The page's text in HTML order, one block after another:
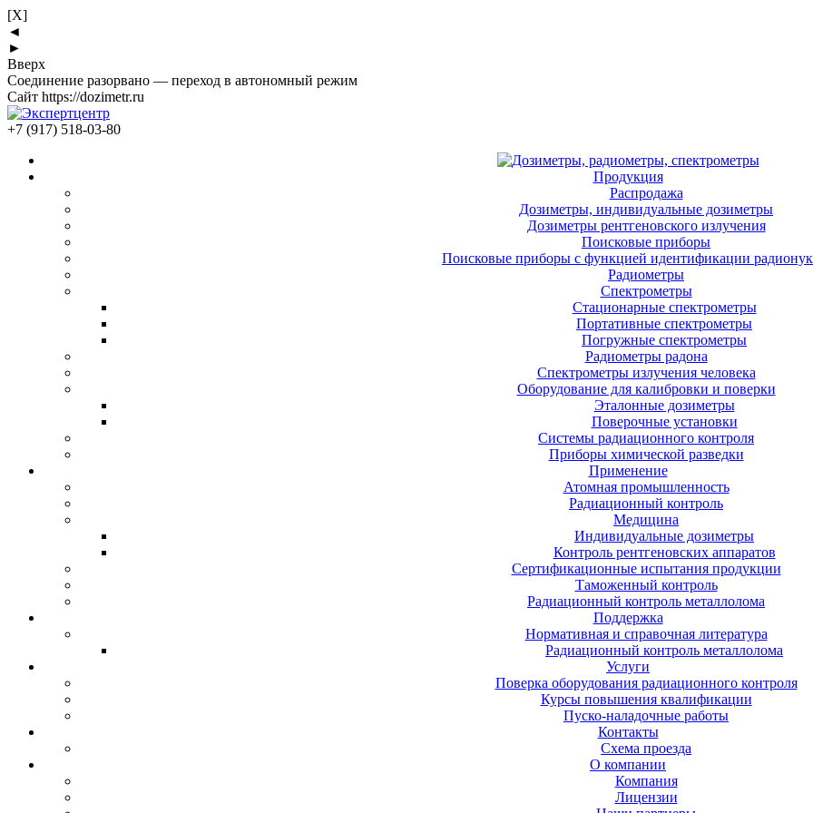
[X]
◄
►
Вверх
Соединение разорвано — переход в автономный режим
Сайт https://dozimetr.ru
+7 (917) 518-03-80
Продукция
Распродажа
Дозиметры, индивидуальные дозиметры
Дозиметры рентгеновского излучения
Поисковые приборы
Поисковые приборы с функцией идентификации
Радиометры
Спектрометры
Стационарные спектрометры
Портативные спектрометры
Погружные спектрометры
Радиометры радона
Спектрометры излучения человека
Оборудование для калибровки и поверки
Эталонные дозиметры
Поверочные установки
Системы радиационного контроля
Приборы химической разведки
Применение
Атомная промышленность
Радиационный контроль
Медицина
Индивидуальные дозиметры
Контроль рентгеновских аппаратов
Сертификационные испытания продукции
Таможенный контроль
Радиационный контроль металлолома
Поддержка
Нормативная и справочная литература
Радиационный контроль металлолома
Услуги
Поверка оборудования радиационного контроля
Курсы повышения квалификации
Пуско-наладочные работы
Контакты
Схема проезда
О компании
Компания
Лицензии